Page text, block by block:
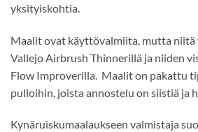
yksityiskohtia.
Maalit ovat käyttövalmiita, mutta niitä
Vallejo Airbrush Thinnerillä ja niiden
Flow Improverilla. Maalit on pakattu
pulloihin, joista annostelu on siistiä ja
Kynäruiskumaalaukseen valmistaja